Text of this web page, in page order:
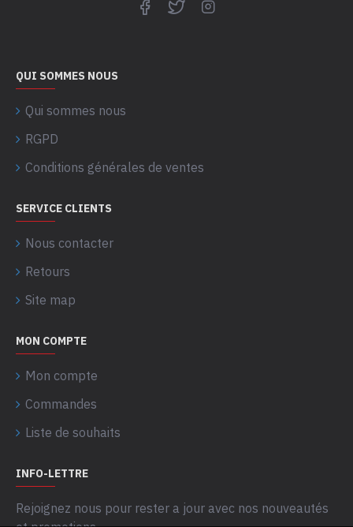
QUI SOMMES NOUS
Qui sommes nous
RGPD
Conditions générales de ventes
SERVICE CLIENTS
Nous contacter
Retours
Site map
MON COMPTE
Mon compte
Commandes
Liste de souhaits
INFO-LETTRE
Rejoignez nous pour rester a jour avec nos nouveautés